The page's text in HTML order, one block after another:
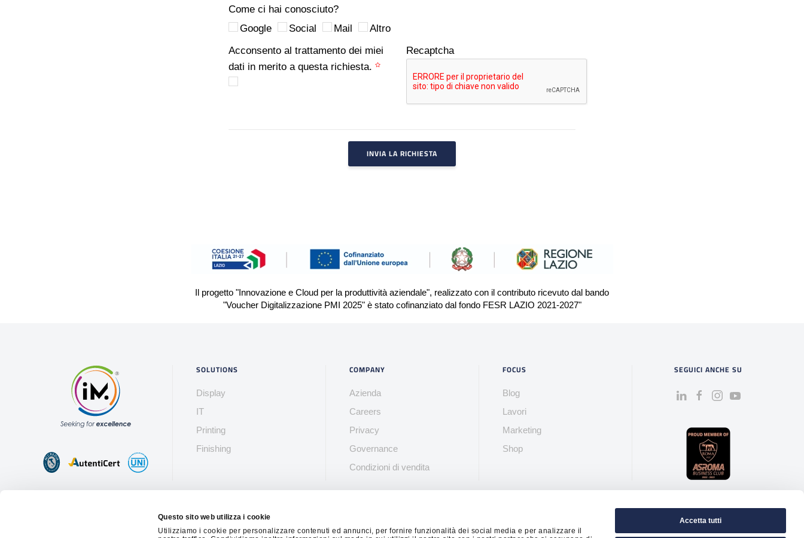
Questo sito web utilizza i cookie
Utilizziamo i cookie per personalizzare contenuti ed annunci, per fornire funzionalità dei social media e per analizzare il
Accetta tutti
Come ci hai conosciuto?
Google
Social Mail
Altro
Acconsento al trattamento dei miei
dati in merito a questa richiesta.
Recaptcha
INVIA LA RICHIESTA
Il progetto "Innovazione e Cloud per la produttività aziendale", realizzato con il contributo ricevuto dal bando
"Voucher Digitalizzazione PMI 2025" è stato cofinanziato dal fondo FESR LAZIO 2021-2027"
SOLUTIONS
Display
IT
Printing
Finishing
COMPANY
Azienda
Careers
Privacy
Governance
Condizioni di vendita
FOCUS
Blog
Lavori
Marketing
Shop
SEGUICI ANCHE SU